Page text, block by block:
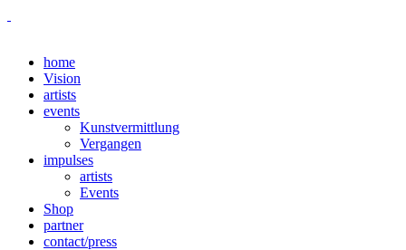
home
Vision
artists
events
Kunstvermittlung
Vergangen
impulses
artists
Events
Shop
partner
contact/press